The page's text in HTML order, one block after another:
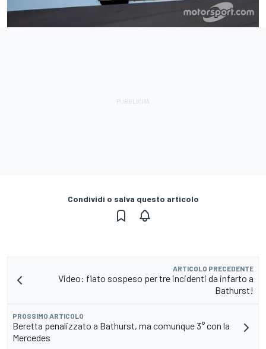
Condividi o salva questo articolo
ARTICOLO PRECEDENTE
Video: fiato sospeso per tre incidenti da infarto a
Bathurst!
PROSSIMO ARTICOLO
Beretta penalizzato a Bathurst, ma comunque 3° con la
Mercedes